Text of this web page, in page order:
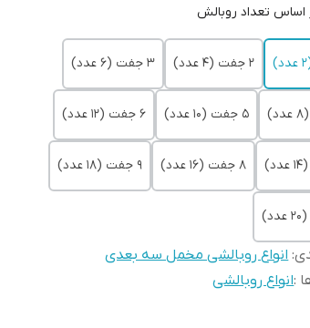
اساس تعداد روبالش
2 جفت (4 عدد) 3 جفت (6 عدد)
5 جفت (10 عدد) 6 جفت (12 عدد)
8 جفت (16 عدد) 9 جفت (18 عدد)
:انواع روبالشی مخمل سه بعدی
:انواع روبالشی